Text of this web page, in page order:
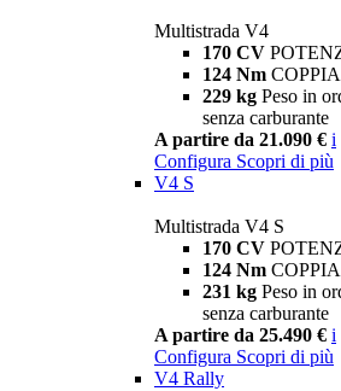
Multistrada V4
170 CV
124 Nm COPPIA
229 kg Peso in
senza carburante
A partire da 21.090 € i
Configura Scopri di più
V4 S
Multistrada V4 S
170 CV
124 Nm COPPIA
231 kg Peso in
senza carburante
A partire da 25.490 € i
Configura Scopri di più
V4 Rally